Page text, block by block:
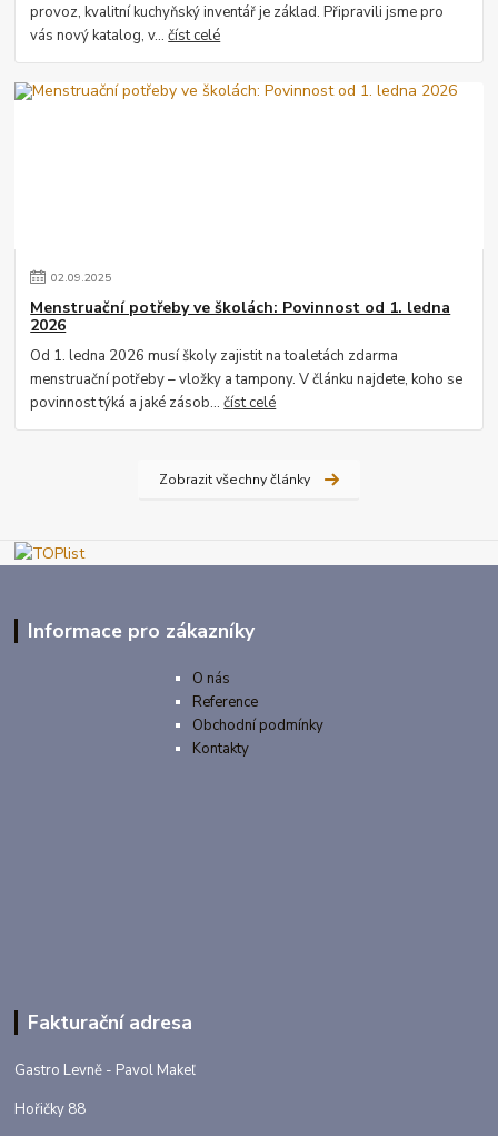
provoz, kvalitní kuchyňský inventář je základ. Připravili jsme pro
vás nový katalog, v...číst celé
02.09.2025
Menstruační potřeby ve školách: Povinnost od 1. ledna
2026
Od 1. ledna 2026 musí školy zajistit na toaletách zdarma
menstruační potřeby – vložky a tampony. V článku najdete, koho se
povinnost týká a jaké zásob...číst celé
Zobrazit všechny články
Informace pro zákazníky
O nás
Reference
Obchodní podmínky
Kontakty
Fakturační adresa
Gastro Levně - Pavol Makeľ
Hořičky 88